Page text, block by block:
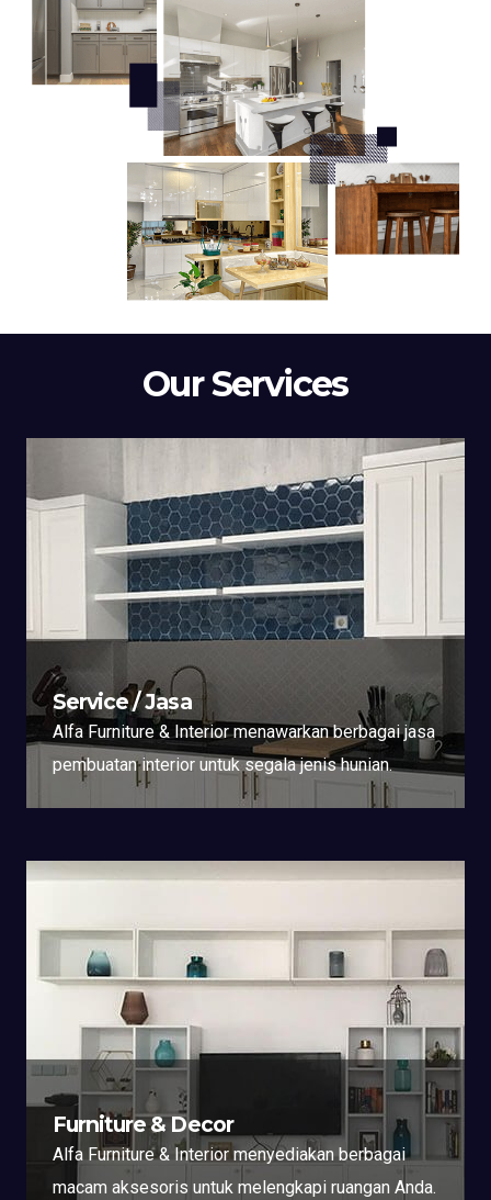
Our Services
Service / Jasa
Alfa Furniture & Interior menawarkan berbagai jasa
pembuatan interior untuk segala jenis hunian.
Furniture & Decor
Alfa Furniture & Interior menyediakan berbagai
macam aksesoris untuk melengkapi ruangan Anda.